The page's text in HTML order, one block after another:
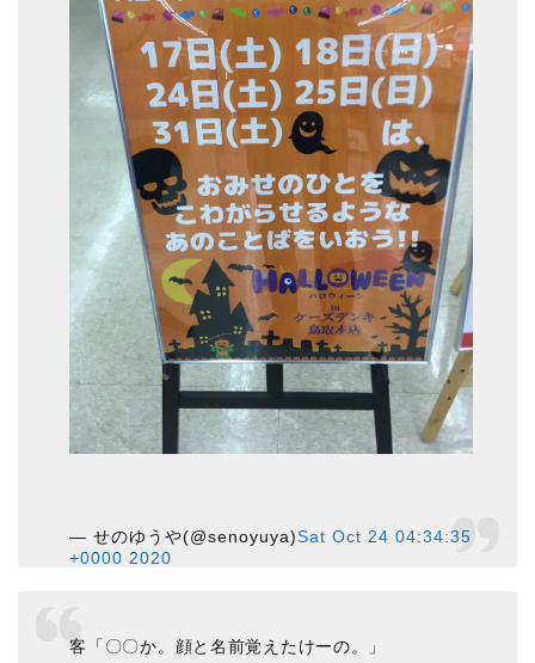
— せのゆうや(@senoyuya)Sat Oct 24 04:34:35
+0000 2020
客「〇〇か。顔と名前覚えたけーの。」